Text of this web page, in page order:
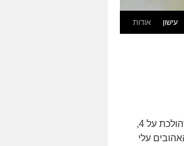
אודות עישון
הגיע תור הניסיון השני, הפעם עברתי מחיה הולכת על 2 לאחת שהולכת על 4,
עלי